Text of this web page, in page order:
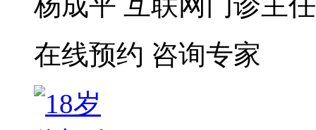
在线预约 咨询专家